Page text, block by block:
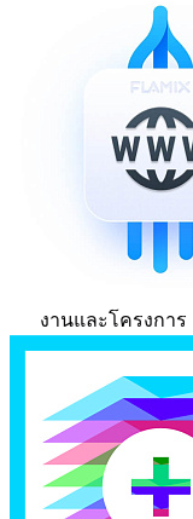
งานและโครงการ